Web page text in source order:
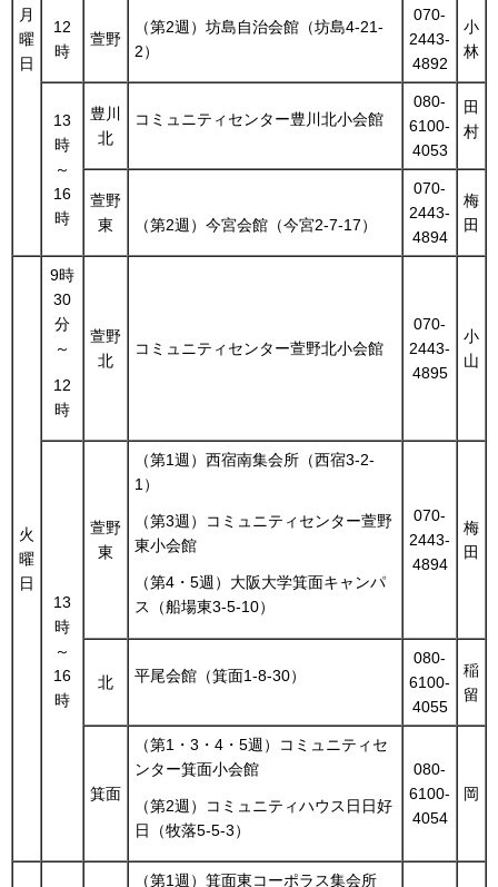
月
曜
日
12
時
萱野
（第2週）坊島自治会館（坊島4-21-
2）
070-
2443-
4892
小
林
13
時
～
16
時
豊川
北
コミュニティセンター豊川北小会館
080-
6100-
4053
田
村
萱野
東
（第2週）今宮会館（今宮2-7-17）
070-
2443-
4894
梅
田
火
曜
日
9時
30
分
～
12
時
萱野
北
コミュニティセンター萱野北小会館
070-
2443-
4895
小
山
13
時
～
16
時
萱野
東
（第1週）西宿南集会所（西宿3-2-
1）
（第3週）コミュニティセンター萱野
東小会館
（第4・5週）大阪大学箕面キャンパ
ス（船場東3-5-10）
070-
2443-
4894
梅
田
北 平尾会館（箕面1-8-30）
080-
6100-
4055
稲
留
箕面
（第1・3・4・5週）コミュニティセ
ンター箕面小会館
（第2週）コミュニティハウス日日好
日（牧落5-5-3）
080-
6100-
4054
岡
（第1週）箕面東コーポラス集会所